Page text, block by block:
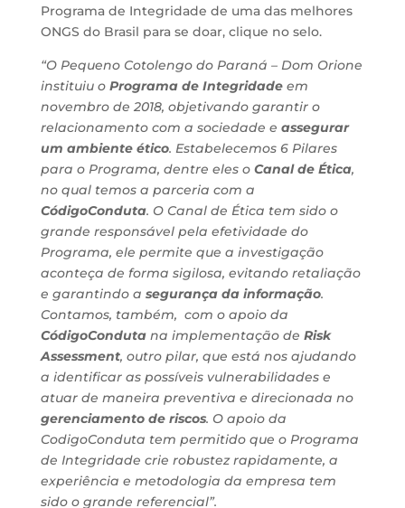
Programa de Integridade de uma das melhores
ONGS do Brasil para se doar, clique no selo.
“O Pequeno Cotolengo do Paraná – Dom Orione
instituiu o Programa de Integridadeem
novembro de 2018, objetivando garantir o
relacionamento com a sociedade e assegurar
um ambiente ético. Estabelecemos 6 Pilares
para o Programa, dentre eles o Canal de Ética,
no qual temos a parceria com a
CódigoConduta. O Canal de Ética tem sido o
grande responsável pela efetividade do
Programa, ele permite que a investigação
aconteça de forma sigilosa, evitando retaliação
e garantindo a segurança da informação.
Contamos, também, com o apoio da
CódigoCondutana implementação de Risk
Assessment, outro pilar, que está nos ajudando
a identificar as possíveis vulnerabilidades e
atuar de maneira preventiva e direcionada no
gerenciamento de riscos. O apoio da
CodigoConduta tem permitido que o Programa
de Integridade crie robustez rapidamente, a
experiência e metodologia da empresa tem
sido o grande referencial”.